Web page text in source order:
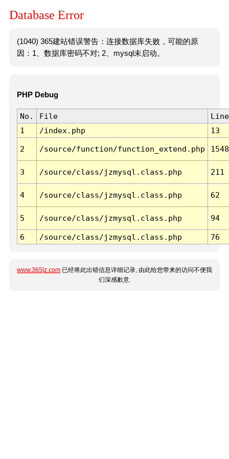
Database Error
(1040) 365建站错误警告：连接数据库失败，可能的原
因：1、数据库密码不对; 2、mysql未启动。
PHP Debug
No. File
Line
1
/index.php 13
2 /source/function/function_extend.php 1548
3 /source/class/jzmysql.class.php 211
4 /source/class/jzmysql.class.php 62
5 /source/class/jzmysql.class.php 94
6 /source/class/jzmysql.class.php 76
www.365jz.com 已经将此出错信息详细记录, 由此给您带来的访问不便我
们深感歉意.